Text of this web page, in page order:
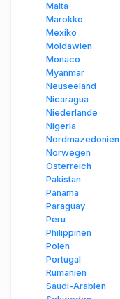
Malta
Marokko
Mexiko
Moldawien
Monaco
Myanmar
Neuseeland
Nicaragua
Niederlande
Nigeria
Nordmazedonien
Norwegen
Österreich
Pakistan
Panama
Paraguay
Peru
Philippinen
Polen
Portugal
Rumänien
Saudi-Arabien